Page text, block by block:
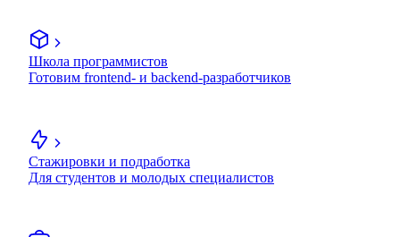
Школа программистов
Готовим frontend- и backend-разработчиков
Стажировки и подработка
Для студентов и молодых специалистов